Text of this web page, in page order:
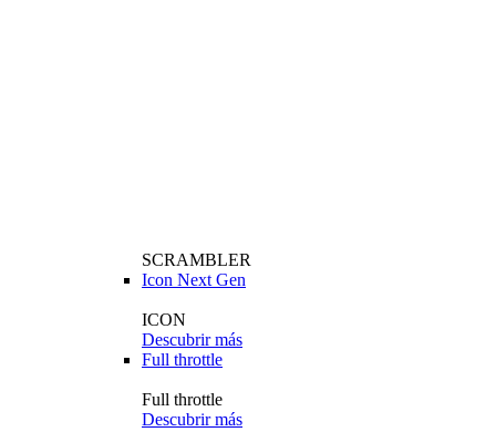
SCRAMBLER
Icon Next Gen
ICON
Descubrir más
Full throttle
Full throttle
Descubrir más